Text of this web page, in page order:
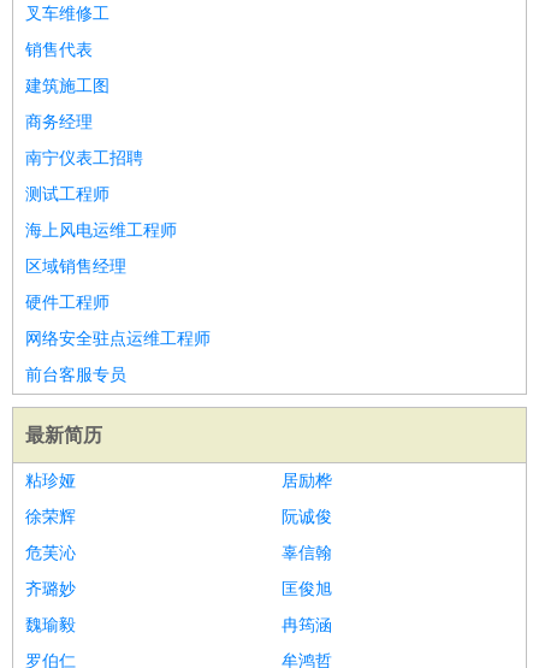
叉车维修工
销售代表
建筑施工图
商务经理
南宁仪表工招聘
测试工程师
海上风电运维工程师
区域销售经理
硬件工程师
网络安全驻点运维工程师
前台客服专员
最新简历
粘珍娅
居励桦
徐荣辉
阮诚俊
危芙沁
辜信翰
齐璐妙
匡俊旭
魏瑜毅
冉筠涵
罗伯仁
牟鸿哲